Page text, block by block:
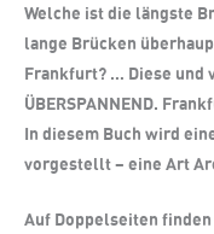
Welche ist die längste
lange Brücken
Frankfurt? … Diese und
ÜBERSPANNEND.
In diesem Buch wird
vorgestellt – eine Art
Auf Doppelseiten